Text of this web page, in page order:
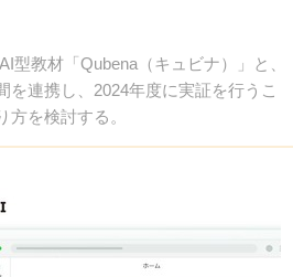
教材「Qubena（キュビナ）」と、
連携し、2024年度に実証を行うこ
を検討する。